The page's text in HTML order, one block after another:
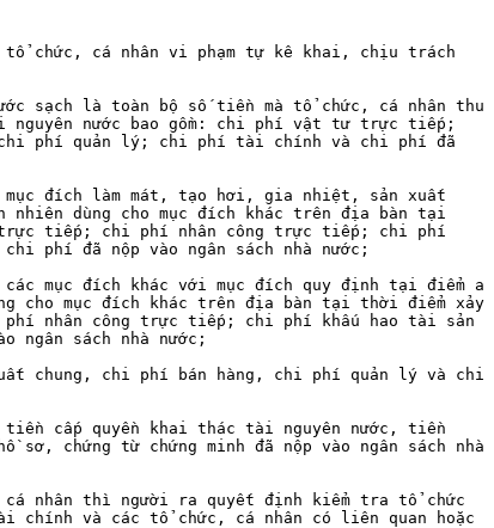
chức, cá nhân vi phạm tự kê khai, chịu trách
sạch là toàn bộ số tiền mà tổ chức, cá nhân thu
nước bao gồm: chi phí vật tư trực tiếp;
phí quản lý; chi phí tài chính và chi phí đã
đích làm mát, tạo hơi, gia nhiệt, sản xuất
dùng cho mục đích khác trên địa bàn tại
trực tiếp; chi phí nhân công trực tiếp; chi phí
phí đã nộp vào ngân sách nhà nước;
mục đích khác với mục đích quy định tại điểm a
cho mục đích khác trên địa bàn tại thời điểm xảy
nhân công trực tiếp; chi phí khấu hao tài sản
sách nhà nước;
chung, chi phí bán hàng, chi phí quản lý và chi
tiền cấp quyền khai thác tài nguyên nước, tiền
chứng từ chứng minh đã nộp vào ngân sách nhà
nhân thì người ra quyết định kiểm tra tổ chức
chính và các tổ chức, cá nhân có liên quan hoặc